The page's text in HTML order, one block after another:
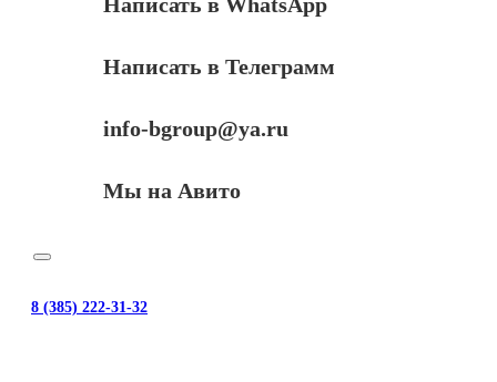
Написать в Телеграмм
info-bgroup@ya.ru
Мы на Авито
8 (385) 222-31-32